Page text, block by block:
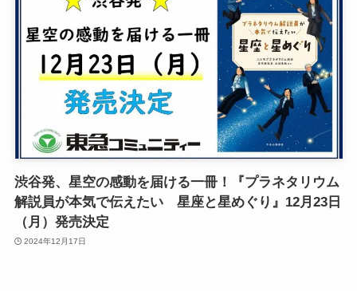
渋谷発、星空の感動を届ける一冊！『プラネタリウム
解説員が本気で伝えたい 星座と星めぐり』12月23日
（月）発売決定
2024年12月17日